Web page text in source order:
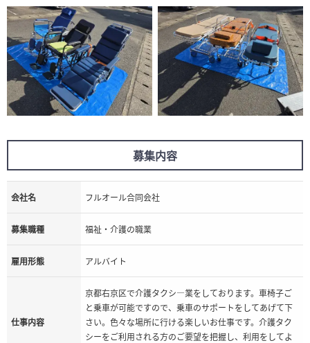
募集内容
会社名 フルオール合同会社
募集職種 福祉・介護の職業
雇用形態 アルバイト
仕事内容
京都右京区で介護タクシ―業をしております。車椅子ご
と乗車が可能ですので、乗車のサポートをしてあげて下
さい。色々な場所に行ける楽しいお仕事です。介護タク
シーをご利用される方のご要望を把握し、利用をしてよ